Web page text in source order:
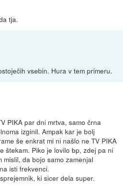
tja.
vsebin. Hura v tem primeru.
PIKA par dni mrtva, samo črna
izginil. Ampak kar je bolj
še enkrat mi ni našlo ne TV PIKA
štekam. Piko je lovilo bp, zdej pa ni
da bojo samo zamenjal
isti frekvenci.
ki sicer dela super.